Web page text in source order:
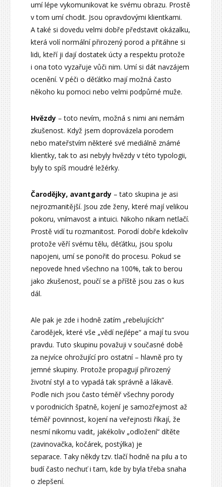
umí lépe vykomunikovat ke svému obrazu. Prostě
v tom umí chodit. Jsou opravdovými klientkami.
A také si dovedu velmi dobře představit okázalku,
která volí normální přirozený porod a přitáhne si
lidi, kteří ji dají dostatek úcty a respektu protože
i ona toto vyzařuje vůči nim. Umí si dát navzájem
ocenění. V péči o děťátko mají možná často
někoho ku pomoci nebo velmi podpůrné muže.
Hvězdy – toto nevím, možná s nimi ani nemám
zkušenost. Když jsem doprovázela porodem
nebo mateřstvím některé své mediálně známé
klientky, tak to asi nebyly hvězdy v této typologii,
byly to spíš moudré ležérky.
Čarodějky, avantgardy – tato skupina je asi
nejrozmanitější. Jsou zde ženy, které mají velikou
pokoru, vnímavost a intuici. Nikoho nikam netlačí.
Prostě vidí tu rozmanitost. Porodí dobře kdekoliv
protože věří svému tělu, děťátku, jsou spolu
napojeni, umí se ponořit do procesu. Pokud se
nepovede hned všechno na 100%, tak to berou
jako zkušenost, poučí se a příště jsou zas o kus
dál.
Ale pak je zde i hodně zatím „rebelujících“
čarodějek, které vše „vědí nejlépe“ a mají tu svou
pravdu. Tuto skupinu považuji v současné době
za nejvíce ohrožující pro ostatní – hlavně pro ty
jemné skupiny. Protože propagují přirozený
životní styl a to vypadá tak správně a lákavě.
Podle nich jsou často téměř všechny porody
v porodnicích špatně, kojení je samozřejmost až
téměř povinnost, kojení na veřejnosti říkají, že
nesmí nikomu vadit, jakékoliv „odložení“ dítěte
(zavinovačka, kočárek, postýlka) je
separace. Taky někdy tzv. tlačí hodně na pilu a to
budí často nechuť i tam, kde by byla třeba snaha
o zlepšení.